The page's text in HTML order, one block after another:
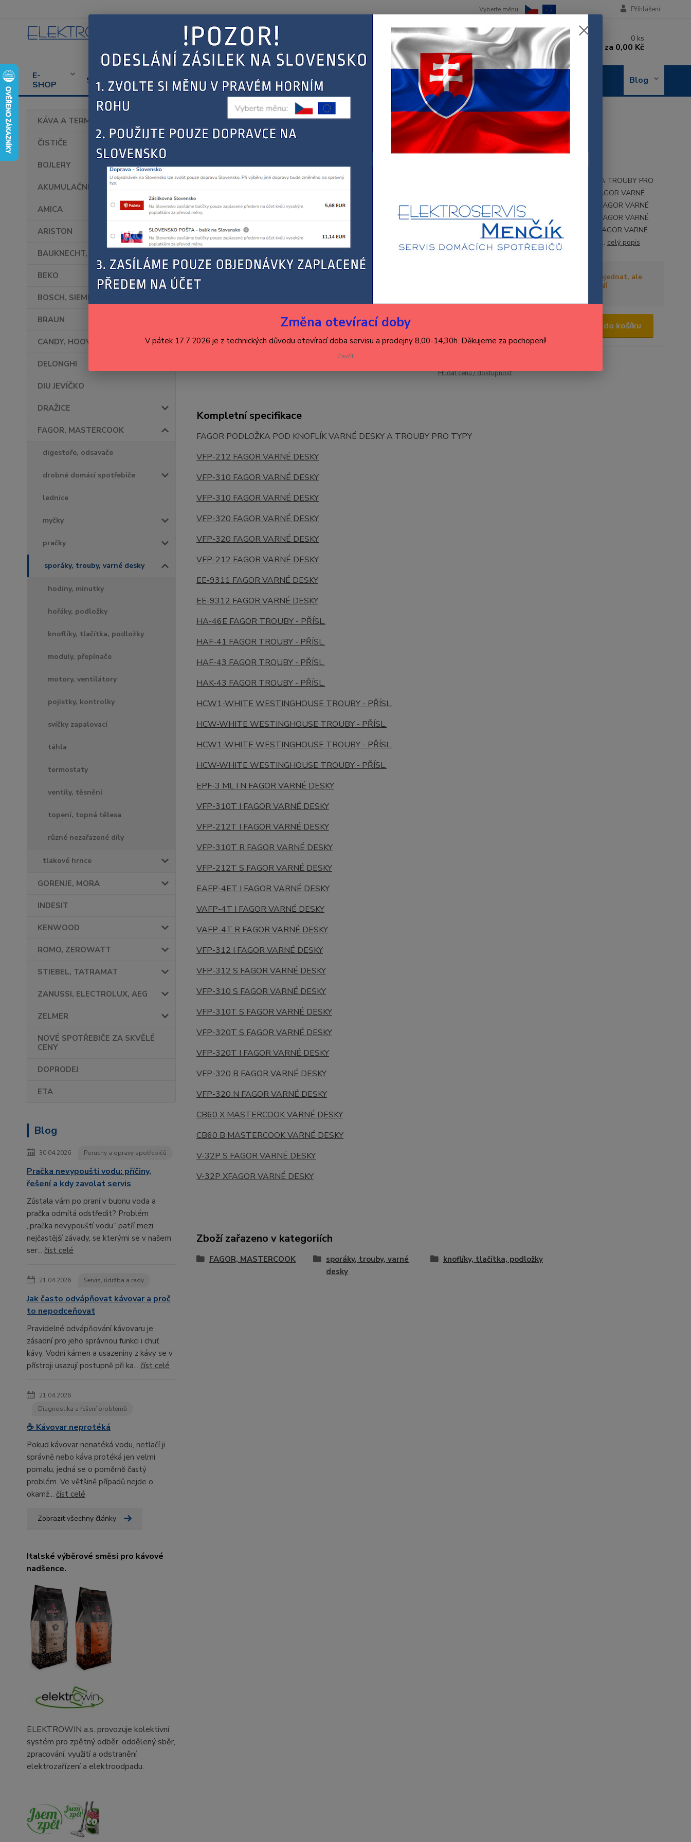
E-
SHOP
SERVIS
SERVISU
SPOTŘEBIČŮ
KONTAKT
OBJEDNÁNÍ
OPRAVY
Blog
Přihlášení
Nevíte si rady? Zavolejte.
+420 602 288 130
(Po-Pá, 8-15 hod.)
0 ks
za 0,00 Kč
KÁVA A TERMOHRNKY
ČISTIČE
BOJLERY
AKUMULAČNÍ KAMNA
AMICA
ARISTON
BAUKNECHT, WHIRLPOOL
BEKO
BOSCH, SIEMENS
BRAUN
CANDY, HOOVER
DELONGHI
DIU JEVÍČKO
DRAŽICE
FAGOR, MASTERCOOK
digestoře, odsavače
drobné domácí spotřebiče
lednice
myčky
pračky
sporáky, trouby, varné desky
hodiny, minutky
hořáky, podložky
knoflíky, tlačítka, podložky
moduly, přepínače
motory, ventilátory
pojistky, kontrolky
svíčky zapalovací
táhla
termostaty
ventily, těsnění
topení, topná tělesa
různé nezařazené díly
tlakové hrnce
GORENJE, MORA
INDESIT
KENWOOD
ROMO, ZEROWATT
STIEBEL, TATRAMAT
ZANUSSI, ELECTROLUX, AEG
ZELMER
NOVÉ SPOTŘEBIČE ZA SKVĚLÉ
CENY
DOPRODEJ
ETA
Blog
30.04.2026 Poruchy a opravy spotřebičů
Pračka nevypouští vodu: příčiny,
řešení a kdy zavolat servis
Zůstala vám po praní v bubnu voda a
pračka odmítá odstředit? Problém
„pračka nevypouští vodu“ patří mezi
nejčastější závady, se kterými se v našem
ser... číst celé
21.04.2026 Servis, údržba a rady
Jak často odvápňovat kávovar a proč
to nepodceňovat
Pravidelné odvápňování kávovaru je
zásadní pro jeho správnou funkci i chuť
kávy. Vodní kámen a usazeniny z kávy se v
přístroji usazují postupně při ka... číst celé
21.04.2026
Diagnostika a řešení problémů
☕ Kávovar neprotéká
Pokud kávovar nenatéká vodu, netlačí ji
správně nebo káva protéká jen velmi
pomalu, jedná se o poměrně častý
problém. Ve většině případů nejde o
okamž... číst celé
Zobrazit všechny články
Italské výběrové směsi pro kávové
nadšence.
ELEKTROWIN a.s. provozuje kolektivní
systém pro zpětný odběr, oddělený sběr,
zpracování, využití a odstranění
elektrozařízení a elektroodpadu.
FAGOR, MASTERCOOK sporáky, trouby, varné desky FAGOR PODLOŽKA POD KNOFLÍK
FAGOR PODLOŽKA POD KNOFLÍK
FAGOR PODLOŽKA POD KNOFLÍK VARNÉ DESKY A TROUBY PRO
TYPY VFP-212 FAGOR VARNÉ DESKY VFP-310 FAGOR VARNÉ
DESKY VFP-310 FAGOR VARNÉ DESKY VFP-320 FAGOR VARNÉ
DESKY VFP-320 FAGOR VARNÉ DESKY VFP-212 FAGOR VARNÉ
DESKY EE-9311 FAGOR VARNÉ DESKY EE-9312 FAGOR VARNÉ
DESKY HA-46E FAGOR TROUBY - PŘÍSL. HAF-41... celý popis
Není skladem, lze objednat, ale
DELŠÍ DOBA DODÁNÍ
Přidat do košíku
Hlídat cenu / dostupnost
Kompletní specifikace
FAGOR PODLOŽKA POD KNOFLÍK VARNÉ DESKY A TROUBY PRO TYPY
VFP-212 FAGORVARNÉ DESKY
VFP-310 FAGORVARNÉ DESKY
VFP-310 FAGORVARNÉ DESKY
VFP-320 FAGORVARNÉ DESKY
VFP-320 FAGORVARNÉ DESKY
VFP-212 FAGORVARNÉ DESKY
EE-9311 FAGORVARNÉ DESKY
EE-9312 FAGORVARNÉ DESKY
HA-46E FAGOR TROUBY - PŘÍSL.
HAF-41 FAGOR TROUBY - PŘÍSL.
HAF-43 FAGOR TROUBY - PŘÍSL.
HAK-43 FAGOR TROUBY - PŘÍSL.
HCW1-WHITE WESTINGHOUSE TROUBY - PŘÍSL.
HCW-WHITE WESTINGHOUSE TROUBY - PŘÍSL.
HCW1-WHITE WESTINGHOUSE TROUBY - PŘÍSL.
HCW-WHITE WESTINGHOUSE TROUBY - PŘÍSL.
EPF-3 ML I N FAGORVARNÉ DESKY
VFP-310T I FAGORVARNÉ DESKY
VFP-212T I FAGORVARNÉ DESKY
VFP-310T R FAGORVARNÉ DESKY
VFP-212T S FAGORVARNÉ DESKY
EAFP-4ET I FAGORVARNÉ DESKY
VAFP-4T I FAGORVARNÉ DESKY
VAFP-4T R FAGORVARNÉ DESKY
VFP-312 I FAGORVARNÉ DESKY
VFP-312 S FAGORVARNÉ DESKY
VFP-310 S FAGORVARNÉ DESKY
VFP-310T S FAGORVARNÉ DESKY
VFP-320T S FAGORVARNÉ DESKY
VFP-320T I FAGORVARNÉ DESKY
VFP-320 B FAGORVARNÉ DESKY
VFP-320 N FAGORVARNÉ DESKY
CB60 X MASTERCOOKVARNÉ DESKY
CB60 B MASTERCOOKVARNÉ DESKY
V-32P S FAGORVARNÉ DESKY
V-32P XFAGORVARNÉ DESKY
Zboží zařazeno v kategoriích
FAGOR, MASTERCOOK
sporáky, trouby, varné
desky
knoflíky, tlačítka, podložky
Změna otevírací doby
V pátek 17.7.2026 je z technických důvodu otevírací doba servisu a prodejny 8,00-14,30h. Děkujeme za pochopení!
Zavřít